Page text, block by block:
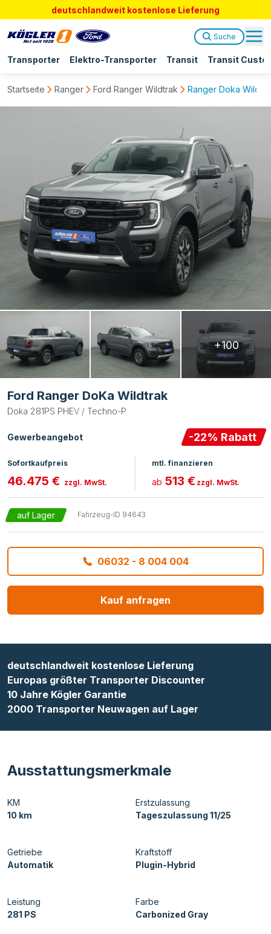
deutschlandweit kostenlose Lieferung
Transporter Elektro-Transporter Transit Transit
Suche
Startseite Ranger Ford Ranger Wildtrak Ranger Doka
+100
Ford Ranger DoKa Wildtrak
Doka 281PS PHEV / Techno-P
Gewerbeangebot -22% Rabatt
Sofortkaufpreis
46.475 € zzgl. MwSt.
mtl. finanzieren
ab 513 € zzgl. MwSt.
auf Lager Fahrzeug-ID 94643
06032 - 8 004 004
Kauf anfragen
deutschlandweit kostenlose Lieferung
Europas größter Transporter Discounter
10 Jahre Kögler Garantie
2000 Transporter Neuwagen auf Lager
Ausstattungsmerkmale
KM
10 km
Erstzulassung
Tageszulassung 11/25
Getriebe
Automatik
Kraftstoff
Plugin-Hybrid
Leistung
281 PS
Farbe
Carbonized Gray